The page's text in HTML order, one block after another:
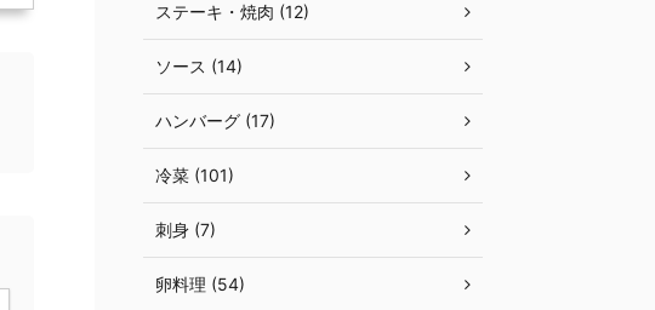
ステーキ・焼肉 (12)
ソース (14)
ハンバーグ (17)
冷菜 (101)
刺身 (7)
卵料理 (54)